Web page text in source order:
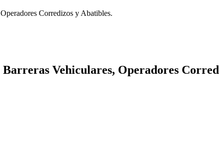
Vehiculares, Operadores